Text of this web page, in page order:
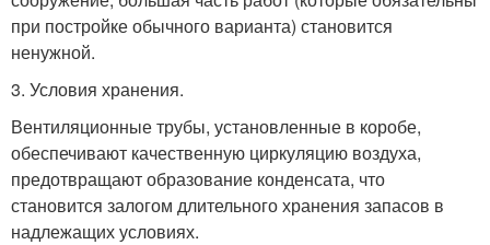
при постройке обычного варианта) становится
ненужной.
3. Условия хранения.
Вентиляционные трубы, установленные в коробе,
обеспечивают качественную циркуляцию воздуха,
предотвращают образование конденсата, что
становится залогом длительного хранения запасов в
надлежащих условиях.